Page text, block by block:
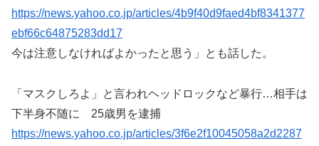
https://news.yahoo.co.jp/articles/4b9f40d9faed4bf8341377
ebf66c64875283dd17
今は注意しなければよかったと思う」とも話した。
「マスクしろよ」と言われヘッドロックなど暴行…相手は
下半身不随に 25歳男を逮捕
https://news.yahoo.co.jp/articles/3f6e2f10045058a2d2287